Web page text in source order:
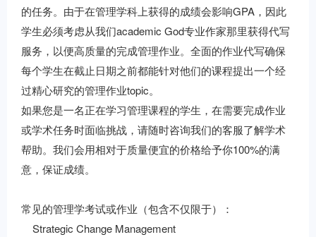
的任务。由于在管理学科上获得的成绩会影响GPA，因此
学生必须考虑从我们academic God专业作家那里获得代写
服务，以便高质量的完成管理作业。全面的作业代写确保
每个学生在截止日期之前都能针对他们的课程提出一个经
过精心研究的管理作业topic。
如果您是一名正在学习管理课程的学生，在需要完成作业
或学术任务时面临挑战，请随时咨询我们的客服了解学术
帮助。我们会用相对于质量便宜的价格给予你100%的满
意，保证成绩。
常见的管理学考试或作业（包含不仅限于）：
Strategic Change Management